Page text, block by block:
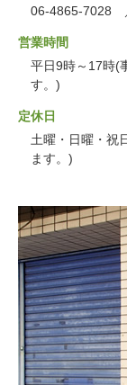
06-4865-7028
営業時間
平日9時～17時(
す。)
定休日
土曜・日曜・祝
ます。)